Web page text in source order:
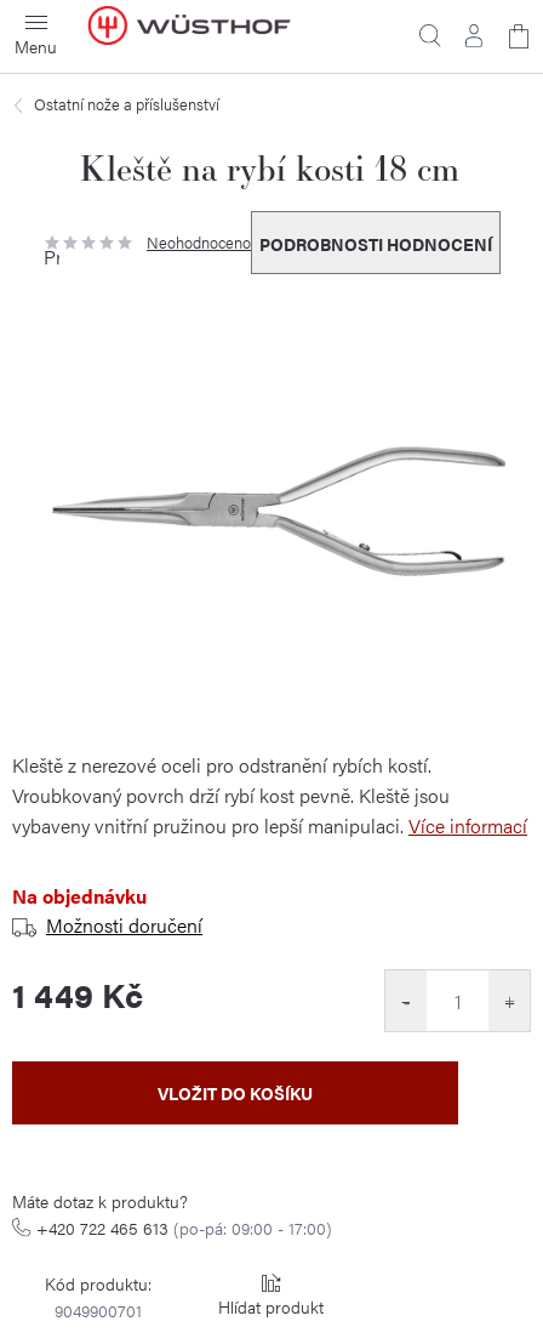
Přejít
na
obsah
Ostatní nože a příslušenství
Kleště na rybí kosti 18 cm
Průměrné
hodnocení
Neohodnoceno PODROBNOSTI HODNOCENÍ
Kleště z nerezové oceli pro odstranění rybích kostí.
Vroubkovaný povrch drží rybí kost pevně. Kleště jsou
vybaveny vnitřní pružinou pro lepší manipulaci. Více informací
Na objednávku
Možnosti doručení
1 449 Kč +
−
VLOŽIT DO KOŠÍKU
Máte dotaz k produktu?
+420 722 465 613 (po-pá: 09:00 - 17:00)
Kód produktu:
9049900701
Hlídat